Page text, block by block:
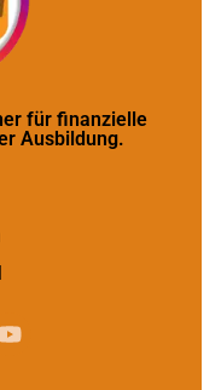
für finanzielle
Ausbildung.